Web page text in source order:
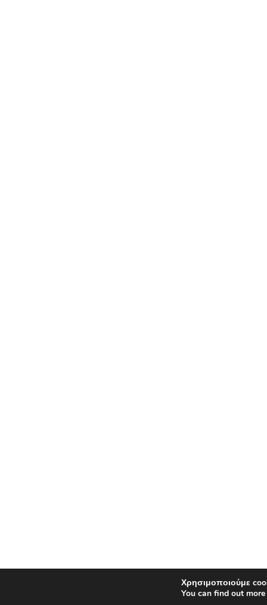
Χρησιμοποιούμε
You can find out